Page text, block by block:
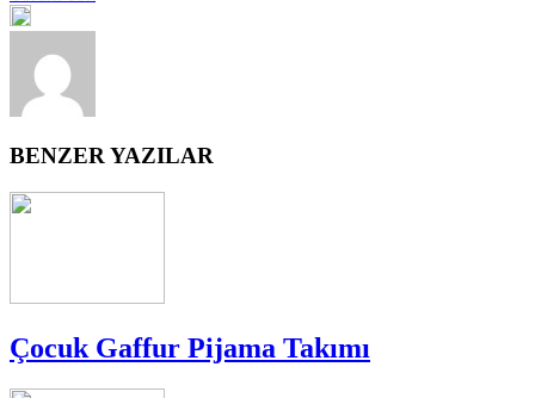
BENZER YAZILAR
Çocuk Gaffur Pijama Takımı